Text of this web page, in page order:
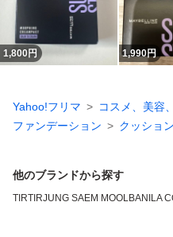
1,800円 1,990円
Yahoo!フリマ コスメ、美容
ファンデーション
クッショ
他のブランドから探す
TIRTIRJUNG SAEM MOOLBANILA